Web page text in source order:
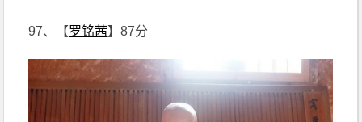
97、【罗铭茜】87分